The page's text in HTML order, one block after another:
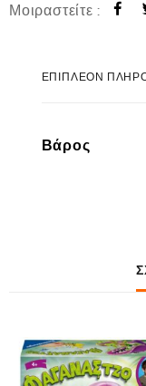
Μοιραστείτε :
ΕΠΙΠΛΈΟΝ
Βάρος